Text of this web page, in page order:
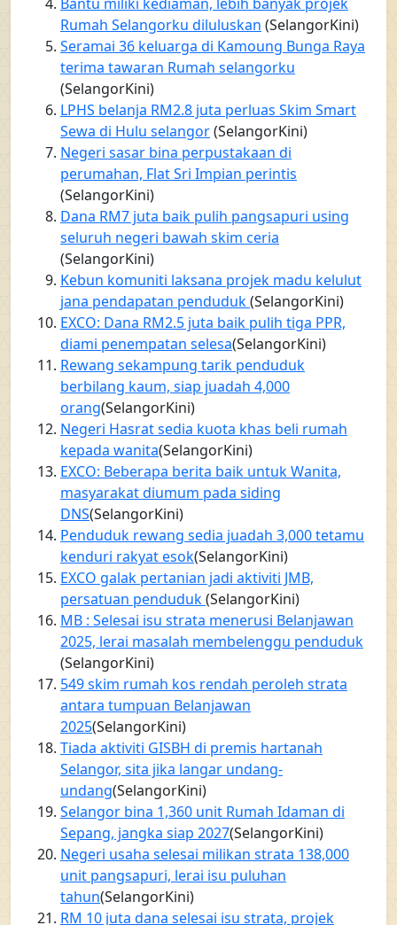
Rumah Selangorku diluluskan (SelangorKini)
Seramai 36 keluarga di Kamoung Bunga Raya
terima tawaran Rumah selangorku
(SelangorKini)
LPHS belanja RM2.8 juta perluas Skim Smart
Sewa di Hulu selangor(SelangorKini)
Negeri sasar bina perpustakaan di
perumahan, Flat Sri Impian perintis
(SelangorKini)
Dana RM7 juta baik pulih pangsapuri using
seluruh negeri bawah skim ceria
(SelangorKini)
Kebun komuniti laksana projek madu kelulut
jana pendapatan penduduk(SelangorKini)
EXCO: Dana RM2.5 juta baik pulih tiga PPR,
diami penempatan selesa(SelangorKini)
Rewang sekampung tarik penduduk
berbilang kaum, siap juadah 4,000
orang(SelangorKini)
Negeri Hasrat sedia kuota khas beli rumah
kepada wanita(SelangorKini)
EXCO: Beberapa berita baik untuk Wanita,
masyarakat diumum pada siding
DNS(SelangorKini)
Penduduk rewang sedia juadah 3,000 tetamu
kenduri rakyat esok(SelangorKini)
EXCO galak pertanian jadi aktiviti JMB,
persatuan penduduk(SelangorKini)
MB : Selesai isu strata menerusi Belanjawan
2025, lerai masalah membelenggu penduduk
(SelangorKini)
549 skim rumah kos rendah peroleh strata
antara tumpuan Belanjawan
2025(SelangorKini)
Tiada aktiviti GISBH di premis hartanah
Selangor, sita jika langar undang-
undang(SelangorKini)
Selangor bina 1,360 unit Rumah Idaman di
Sepang, jangka siap 2027(SelangorKini)
Negeri usaha selesai milikan strata 138,000
unit pangsapuri, lerai isu puluhan
tahun(SelangorKini)
RM 10 juta dana selesai isu strata, projek